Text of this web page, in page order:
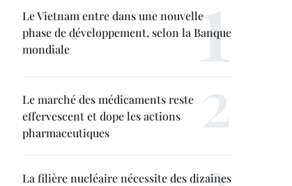
Le Vietnam entre dans une nouvelle
phase de développement, selon la Banque
mondiale
Le marché des médicaments reste
effervescent et dope les actions
pharmaceutiques
La filière nucléaire nécessite des dizaines